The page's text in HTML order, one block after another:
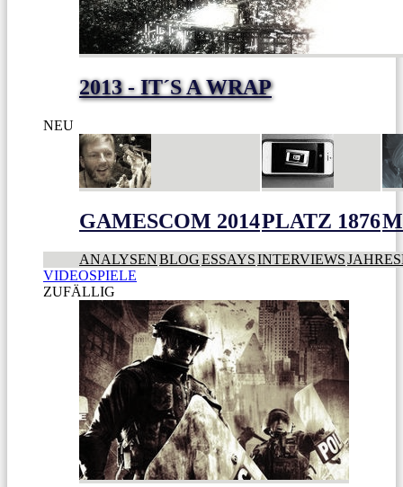
2013 - IT´S A WRAP
NEU
GAMESCOM 2014PLATZ 1876
ANALYSENBLOGESSAYSINTERVIEWS
VIDEOSPIELE
ZUFÄLLIG